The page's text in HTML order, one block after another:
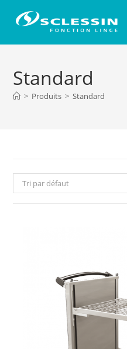
Standard
> Produits > Standard
Tri par défaut